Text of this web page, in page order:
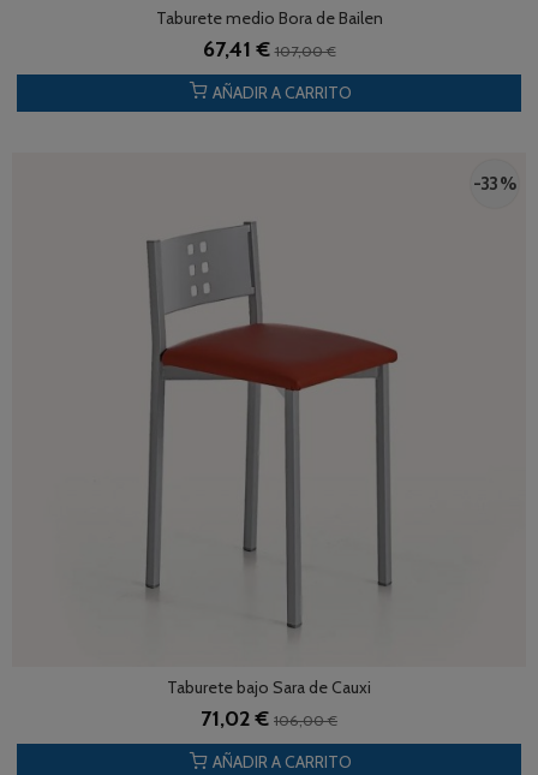
Taburete medio Bora de Bailen
67,41 €107,00 €
AÑADIR A CARRITO
-33 %
Taburete bajo Sara de Cauxi
71,02 € 106,00 €
AÑADIR A CARRITO